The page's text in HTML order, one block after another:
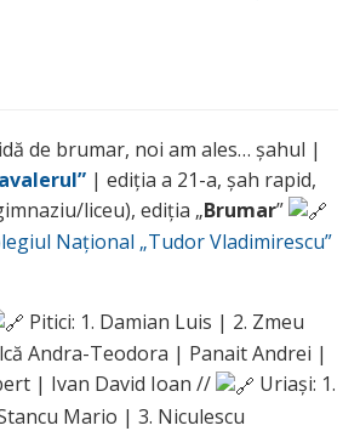
de brumar, noi am ales… șahul |
| ediția a 21-a, șah rapid,
liceu), ediția „Brumar”
Național „Tudor Vladimirescu”
Pitici: 1. Damian Luis | 2. Zmeu
Andra-Teodora | Panait Andrei |
| Ivan David Ioan //
Uriași: 1.
Mario | 3. Niculescu